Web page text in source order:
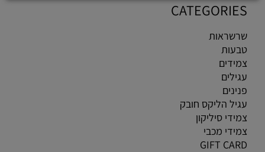
CATEGORIES
שרשראות
טבעות
צמידים
עגילים
פנינים
עגיל הליקס חובק
צמידי סיליקון
צמידי מכבי
GIFT CARD